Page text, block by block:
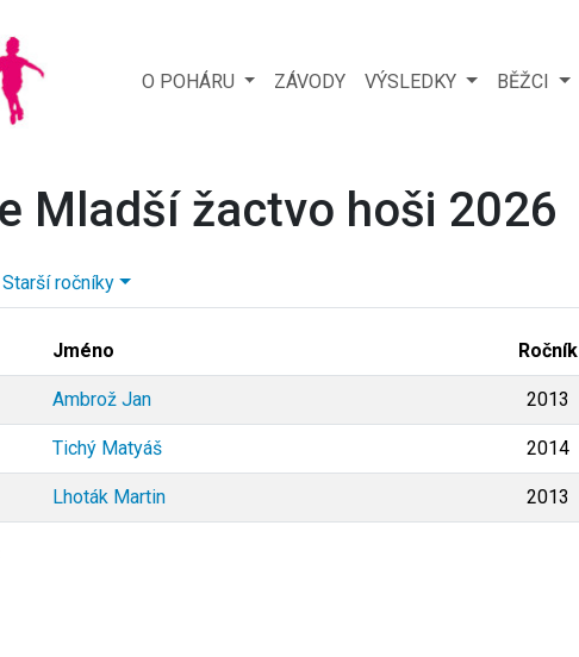
O POHÁRU ZÁVODY VÝSLEDKY BĚŽCI
Mladší žactvo hoši 2026
Starší ročníky
Jméno Ročník
Ambrož Jan 2013
Tichý Matyáš 2014
Lhoták Martin 2013